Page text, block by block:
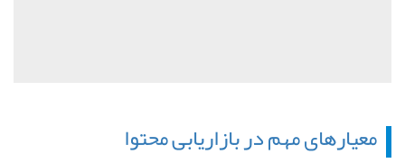
معیارهای مهم در بازاریابی محتوا